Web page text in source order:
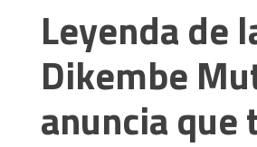
Leyenda de
Dikembe
anuncia que